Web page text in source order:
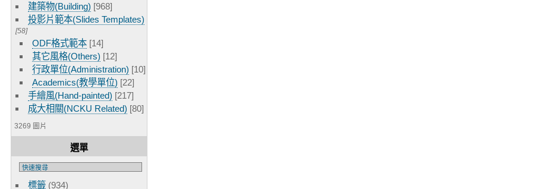
建築物(Building) [968]
投影片範本(Slides Templates)
[58]
ODF格式範本 [14]
其它風格(Others) [12]
行政單位(Administration) [10]
Academics(教學單位) [22]
手繪風(Hand-painted) [217]
成大相關(NCKU Related) [80]
3269 圖片
選單
標籤 (934)